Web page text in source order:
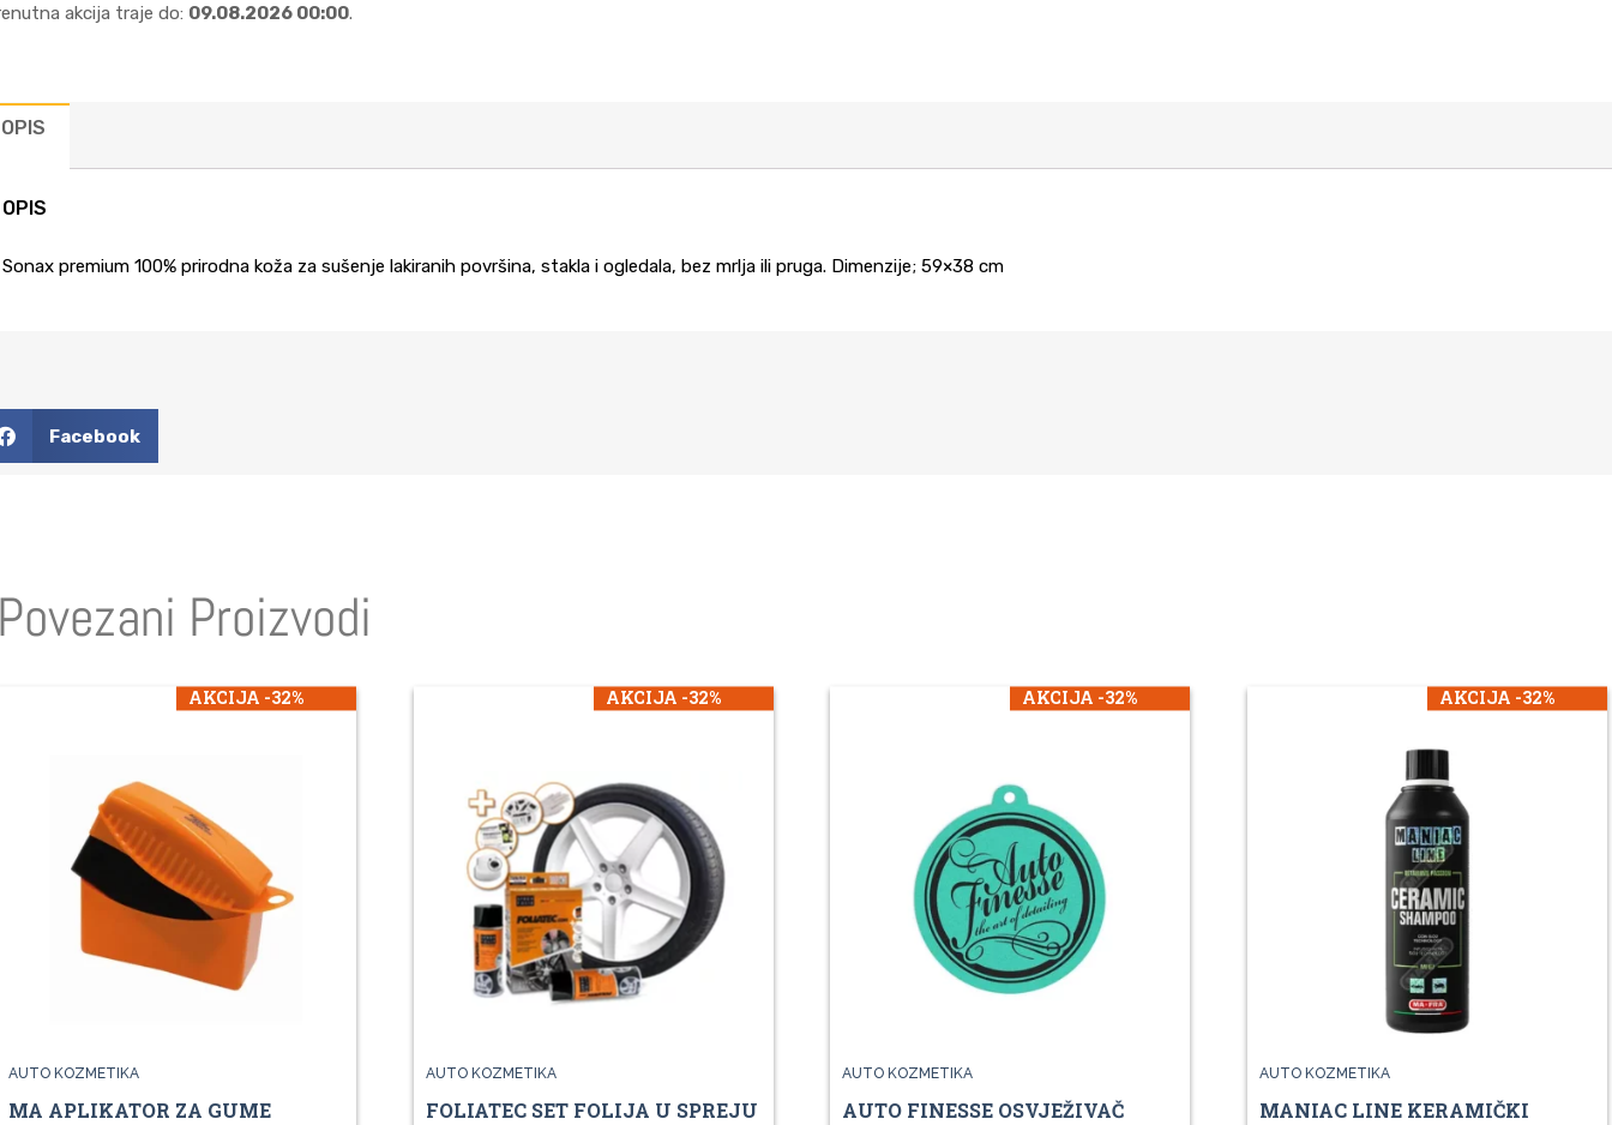
akcija traje do: 09.08.2026 00:00.
OPIS
OPIS
Sonax premium 100% prirodna koža za sušenje lakiranih površina, stakla i ogledala, bez mrlja ili pruga. Dimenzije; 59×38 cm
Facebook
Proizvodi
AKCIJA -32%
AUTO KOZMETIKA
MA APLIKATOR ZA GUME
AKCIJA -32%
AUTO KOZMETIKA
FOLIATEC SET FOLIJA U SPREJU
AKCIJA -32%
AUTO KOZMETIKA
AUTO FINESSE OSVJEŽIVAČ
AKCIJA -32%
AUTO KOZMETIKA
MANIAC LINE KERAMIČKI